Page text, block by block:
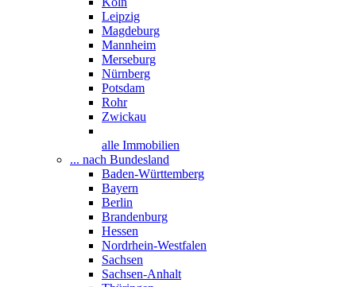
Leipzig
Magdeburg
Mannheim
Merseburg
Nürnberg
Potsdam
Rohr
Zwickau
alle Immobilien
... nach Bundesland
Baden-Württemberg
Bayern
Berlin
Brandenburg
Hessen
Nordrhein-Westfalen
Sachsen
Sachsen-Anhalt